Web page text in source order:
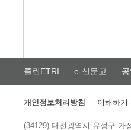
클린ETRI e-신문고
개인정보처리방침 이해하기
(34129) 대전광역시 유성구 가